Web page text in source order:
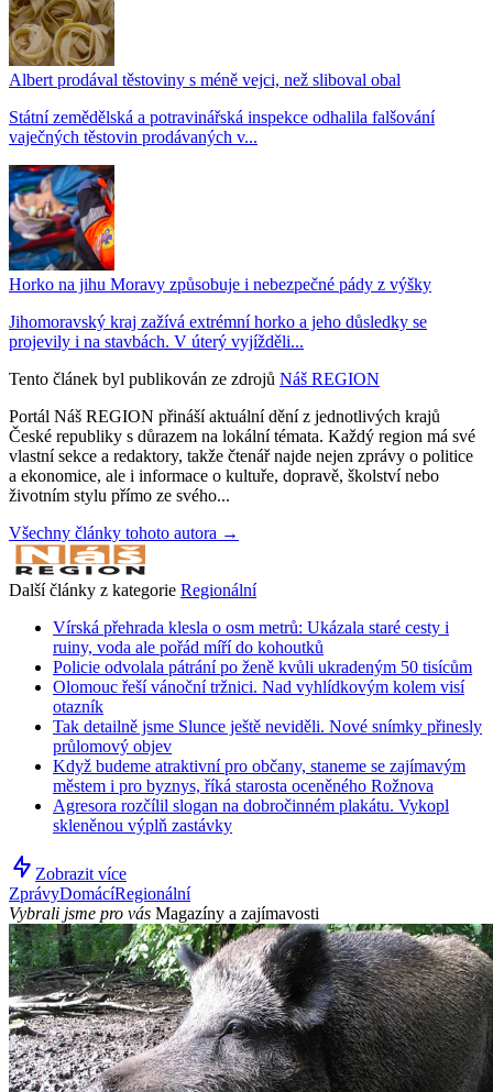
Albert prodával těstoviny s méně vejci, než sliboval obal
Státní zemědělská a potravinářská inspekce odhalila falšování
vaječných těstovin prodávaných v...
Horko na jihu Moravy způsobuje i nebezpečné pády z výšky
Jihomoravský kraj zažívá extrémní horko a jeho důsledky se
projevily i na stavbách. V úterý vyjížděli...
Tento článek byl publikován ze zdrojů Náš REGION
Portál Náš REGION přináší aktuální dění z jednotlivých krajů
České republiky s důrazem na lokální témata. Každý region má své
vlastní sekce a redaktory, takže čtenář najde nejen zprávy o politice
a ekonomice, ale i informace o kultuře, dopravě, školství nebo
životním stylu přímo ze svého...
Všechny články tohoto autora →
Další články z kategorie Regionální
Vírská přehrada klesla o osm metrů: Ukázala staré cesty i
ruiny, voda ale pořád míří do kohoutků
Policie odvolala pátrání po ženě kvůli ukradeným 50 tisícům
Olomouc řeší vánoční tržnici. Nad vyhlídkovým kolem visí
otazník
Tak detailně jsme Slunce ještě neviděli. Nové snímky přinesly
průlomový objev
Když budeme atraktivní pro občany, staneme se zajímavým
městem i pro byznys, říká starosta oceněného Rožnova
Agresora rozčílil slogan na dobročinném plakátu. Vykopl
skleněnou výplň zastávky
Zobrazit více
ZprávyDomácíRegionální
Vybrali jsme pro vás Magazíny a zajímavosti